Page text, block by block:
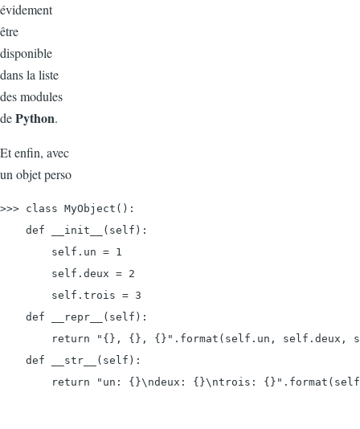
évidement
être
disponible
dans la liste
des modules
dePython.
Et enfin, avec
un objet perso
>>> class MyObject():
    def __init__(self):
        self.un = 1
        self.deux = 2
        self.trois = 3
    def __repr__(self):
return "{}, {}, {}".format(self.un, self.deux,
    def __str__(self):
return "un: {}\ndeux: {}\ntrois: